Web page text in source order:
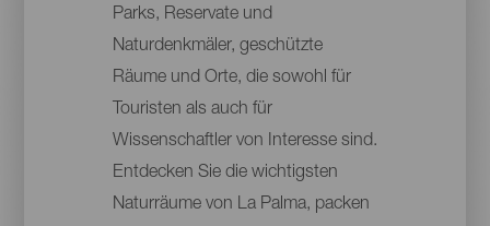
Parks, Reservate und
Naturdenkmäler, geschützte
Räume und Orte, die sowohl für
Touristen als auch für
Wissenschaftler von Interesse sind.
Entdecken Sie die wichtigsten
Naturräume von La Palma, packen